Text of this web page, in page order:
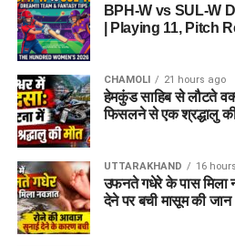
BPH-W vs SUL-W
| Playing 11, Pitch
CHAMOLI 21 hours ago
हेमकुंड साहिब से लौटते
फिसलने से एक श्रद्धालु
UTTARAKHAND 16
उफनते गधेरे के पास मिला
देने पर बची मासूम की जान